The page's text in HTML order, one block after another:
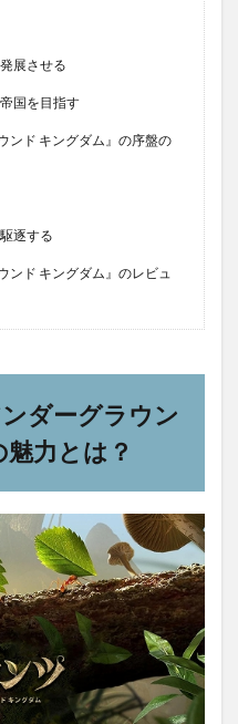
展させる
国を目指す
ンド キングダム』の序盤の
逐する
ンド キングダム』のレビュ
ダーグラウン
魅力とは？